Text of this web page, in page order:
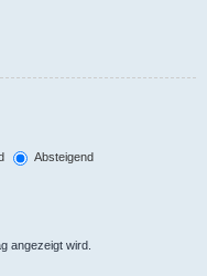
Absteigend
angezeigt wird.